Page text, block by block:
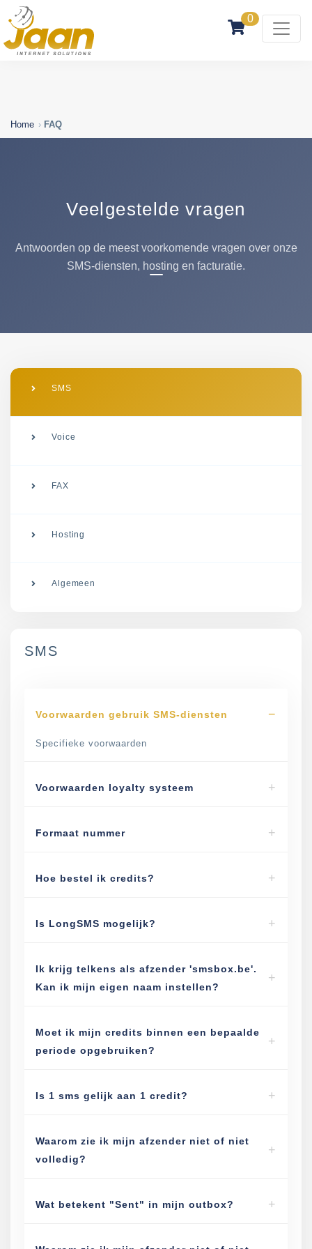
0
Home FAQ
Veelgestelde vragen
Antwoorden op de meest voorkomende vragen over onze
SMS-diensten, hosting en facturatie.
SMS
Voice
FAX
Hosting
Algemeen
SMS
Voorwaarden gebruik SMS-diensten
Specifieke voorwaarden
Voorwaarden loyalty systeem
Formaat nummer
Hoe bestel ik credits?
Is LongSMS mogelijk?
Ik krijg telkens als afzender 'smsbox.be'.
Kan ik mijn eigen naam instellen?
Moet ik mijn credits binnen een bepaalde
periode opgebruiken?
Is 1 sms gelijk aan 1 credit?
Waarom zie ik mijn afzender niet of niet
volledig?
Wat betekent "Sent" in mijn outbox?